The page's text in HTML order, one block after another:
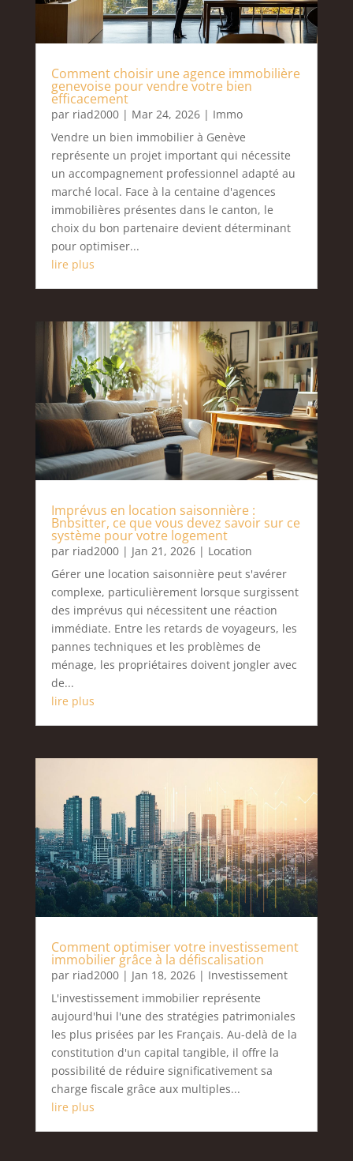
Comment choisir une agence immobilière
genevoise pour vendre votre bien
efficacement
par riad2000| Mar 24, 2026| Immo
Vendre un bien immobilier à Genève
représente un projet important qui nécessite
un accompagnement professionnel adapté au
marché local. Face à la centaine d'agences
immobilières présentes dans le canton, le
choix du bon partenaire devient déterminant
pour optimiser...
lire plus
Imprévus en location saisonnière :
Bnbsitter, ce que vous devez savoir sur ce
système pour votre logement
par riad2000| Jan 21, 2026| Location
Gérer une location saisonnière peut s'avérer
complexe, particulièrement lorsque surgissent
des imprévus qui nécessitent une réaction
immédiate. Entre les retards de voyageurs, les
pannes techniques et les problèmes de
ménage, les propriétaires doivent jongler avec
de...
lire plus
Comment optimiser votre investissement
immobilier grâce à la défiscalisation
par riad2000| Jan 18, 2026| Investissement
L'investissement immobilier représente
aujourd'hui l'une des stratégies patrimoniales
les plus prisées par les Français. Au-delà de la
constitution d'un capital tangible, il offre la
possibilité de réduire significativement sa
charge fiscale grâce aux multiples...
lire plus